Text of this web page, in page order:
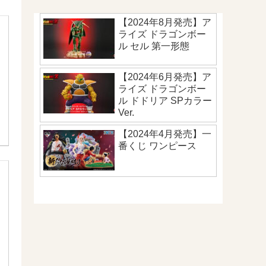
【2024年8月発売】ア
ライズ ドラゴンボー
ル セル 第一形態
【2024年6月発売】ア
ライズ ドラゴンボー
ル ドドリア SPカラー
Ver.
【2024年4月発売】一
番くじ ワンピース